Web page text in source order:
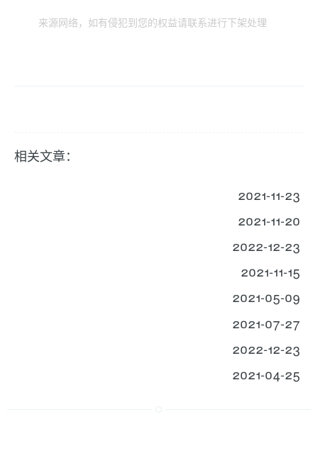
来源网络，如有侵犯到您的权益请联系进行下架处理
相关文章：
2021-11-23
2021-11-20
2022-12-23
2021-11-15
2021-05-09
2021-07-27
2022-12-23
2021-04-25